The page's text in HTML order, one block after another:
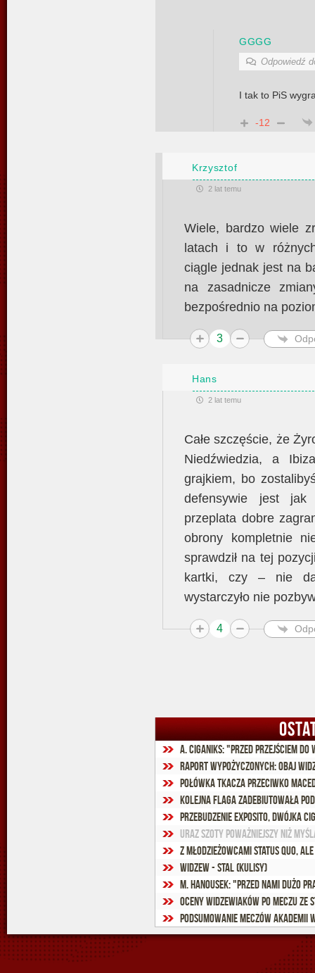
GGGG
Odpowiedź
I tak to PiS
-12
Krzysztof
2 lat temu
Wiele, bardzo wiele
latach i to w
ciągle jednak jest na
na zasadnicze
bezpośrednio na
3
Hans
2 lat temu
Całe szczęście, że
Niedźwiedzia, a
grajkiem, bo
defensywie jest
przeplata dobre
obrony kompletnie
sprawdził na tej
kartki, czy – nie
wystarczyło nie
4
Raport wypożyczonych: Obaj
Połówka Tkacza przeciwko
Kolejna flaga zadebiutowała
Przebudzenie Exposito, dwójka
Uraz Szoty poważniejszy niż
Z młodzieżowcami status quo,
Widzew - Stal (kulisy)
M. Hanousek: "Przed nami dużo
Oceny widzewiaków po meczu ze
Podsumowanie meczów Akademii